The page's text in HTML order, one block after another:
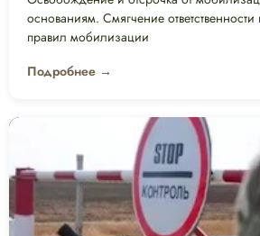
основаниям. Смягчение
правил мобилизации
Подробнее →